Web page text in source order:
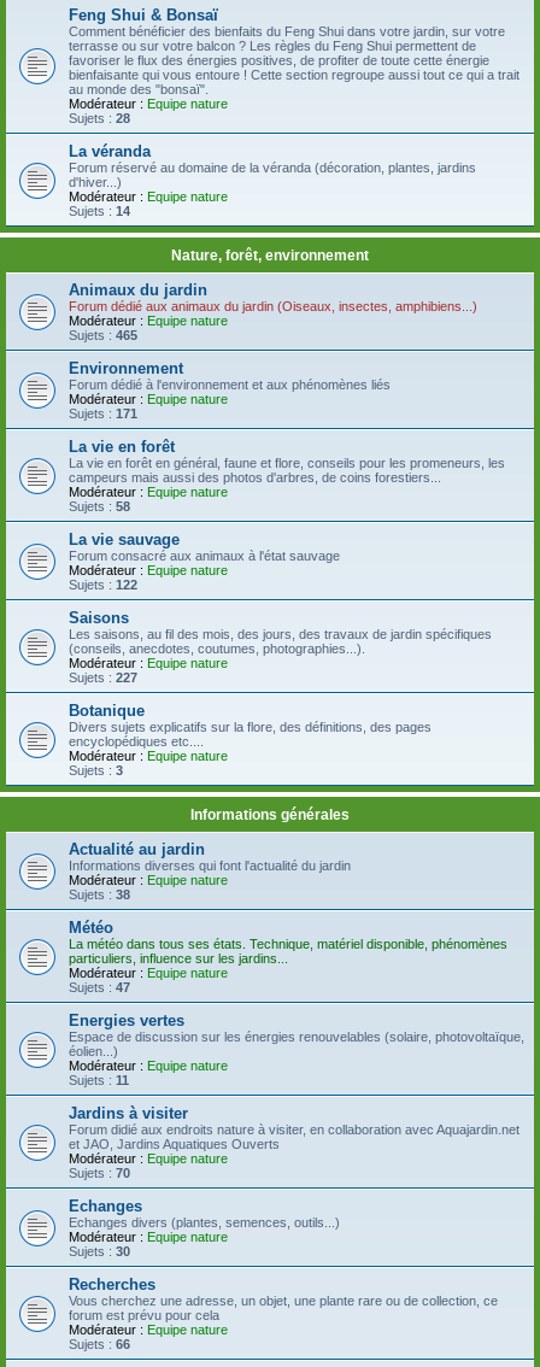
Feng Shui & Bonsaï
Comment bénéficier des bienfaits du Feng Shui dans votre jardin, sur votre
terrasse ou sur votre balcon ? Les règles du Feng Shui permettent de
favoriser le flux des énergies positives, de profiter de toute cette énergie
bienfaisante qui vous entoure ! Cette section regroupe aussi tout ce qui a trait
au monde des "bonsaï".
Modérateur : Equipe nature
Sujets : 28
La véranda
Forum réservé au domaine de la véranda (décoration, plantes, jardins
d'hiver...)
Modérateur : Equipe nature
Sujets : 14
Nature, forêt, environnement
Animaux du jardin
Forum dédié aux animaux du jardin (Oiseaux, insectes, amphibiens...)
Modérateur : Equipe nature
Sujets : 465
Environnement
Forum dédié à l'environnement et aux phénomènes liés
Modérateur : Equipe nature
Sujets : 171
La vie en forêt
La vie en forêt en général, faune et flore, conseils pour les promeneurs, les
campeurs mais aussi des photos d'arbres, de coins forestiers...
Modérateur : Equipe nature
Sujets : 58
La vie sauvage
Forum consacré aux animaux à l'état sauvage
Modérateur : Equipe nature
Sujets : 122
Saisons
Les saisons, au fil des mois, des jours, des travaux de jardin spécifiques
(conseils, anecdotes, coutumes, photographies...).
Modérateur : Equipe nature
Sujets : 227
Botanique
Divers sujets explicatifs sur la flore, des définitions, des pages
encyclopédiques etc....
Modérateur : Equipe nature
Sujets : 3
Informations générales
Actualité au jardin
Informations diverses qui font l'actualité du jardin
Modérateur : Equipe nature
Sujets : 38
Météo
La météo dans tous ses états. Technique, matériel disponible, phénomènes
particuliers, influence sur les jardins...
Modérateur : Equipe nature
Sujets : 47
Energies vertes
Espace de discussion sur les énergies renouvelables (solaire, photovoltaïque,
éolien...)
Modérateur : Equipe nature
Sujets : 11
Jardins à visiter
Forum didié aux endroits nature à visiter, en collaboration avec Aquajardin.net
et JAO, Jardins Aquatiques Ouverts
Modérateur : Equipe nature
Sujets : 70
Echanges
Echanges divers (plantes, semences, outils...)
Modérateur : Equipe nature
Sujets : 30
Recherches
Vous cherchez une adresse, un objet, une plante rare ou de collection, ce
forum est prévu pour cela
Modérateur : Equipe nature
Sujets : 66